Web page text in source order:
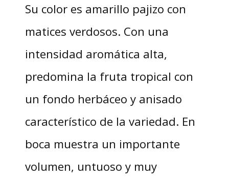
Su color es amarillo pajizo con
matices verdosos. Con una
intensidad aromática alta,
predomina la fruta tropical con
un fondo herbáceo y anisado
característico de la variedad. En
boca muestra un importante
volumen, untuoso y muy